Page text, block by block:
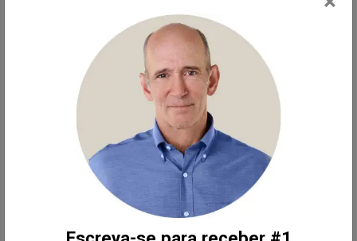
glândula pineal, um órgão pequeno, mas poderoso,
situado no centro do seu cérebro. Chamada com
frequência de "Sede da Alma" por René Descartes, a
glândula pineal desempenha um papel fundamental
na sincronização do relógio interno do corpo com o
ambiente externo.
Ela recebe informações sobre o ciclo claro-escuro
dos seus olhos e as traduz em secreção de
melatonina. Durante a escuridão, seus pinealócitos